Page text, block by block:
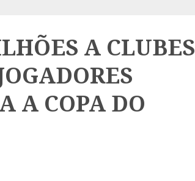
A CLUBES
A COPA DO